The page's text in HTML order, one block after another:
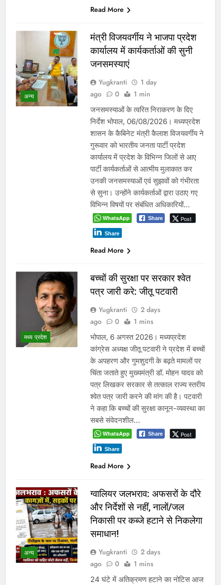
Read More
अन्य
मंत्री विजयवर्गीय ने भाजपा प्रदेश
कार्यालय में कार्यकर्ताओं की सुनी
जनसमस्याएं
Yugkranti
1 day
ago
0 1 min
जनसमस्याओं के त्वरित निराकरण के दिए
निर्देश भोपाल, 06/08/2026। मध्यप्रदेश
शासन के कैबिनेट मंत्री कैलाश विजयवर्गीय ने
गुरूवार को भारतीय जनता पार्टी प्रदेश
कार्यालय में प्रदेश के विभिन्न जिलों से आए
पार्टी कार्यकर्ताओं से आत्मीय मुलाकात कर
उनकी जनसमस्याओं एवं सुझावों को गंभीरता
से सुना। उन्होंने कार्यकर्ताओं द्वारा उठाए गए
विभिन्न विषयों पर संबंधित अधिकारियों…
WhatsApp Share Post
Share
Read More
मध्य प्रदेश
बच्चों की सुरक्षा पर सरकार श्वेत
पत्र जारी करे: जीतू पटवारी
Yugkranti
2 days
ago
0 1 mins
भोपाल, 6 अगस्त 2026। मध्यप्रदेश
कांग्रेस अध्यक्ष जीतू पटवारी ने प्रदेश में बच्चों
के अपहरण और गुमशुदगी के बढ़ते मामलों पर
चिंता जताते हुए मुख्यमंत्री डॉ. मोहन यादव को
पत्र लिखकर सरकार से तत्काल राज्य स्तरीय
श्वेत पत्र जारी करने की मांग की है। पटवारी
ने कहा कि बच्चों की सुरक्षा कानून-व्यवस्था का
सबसे संवेदनशील…
WhatsApp Share Post
Share
Read More
अन्य
ग्वालियर जलभराव: अफसरों के दौरे
और निर्देशों से नहीं, नालों/जल
निकासी पर कब्जे हटाने से निकलेगा
समाधान!
Yugkranti
2 days
ago
0 1 mins
24 घंटे में अतिक्रमण हटाने का नोटिस आज